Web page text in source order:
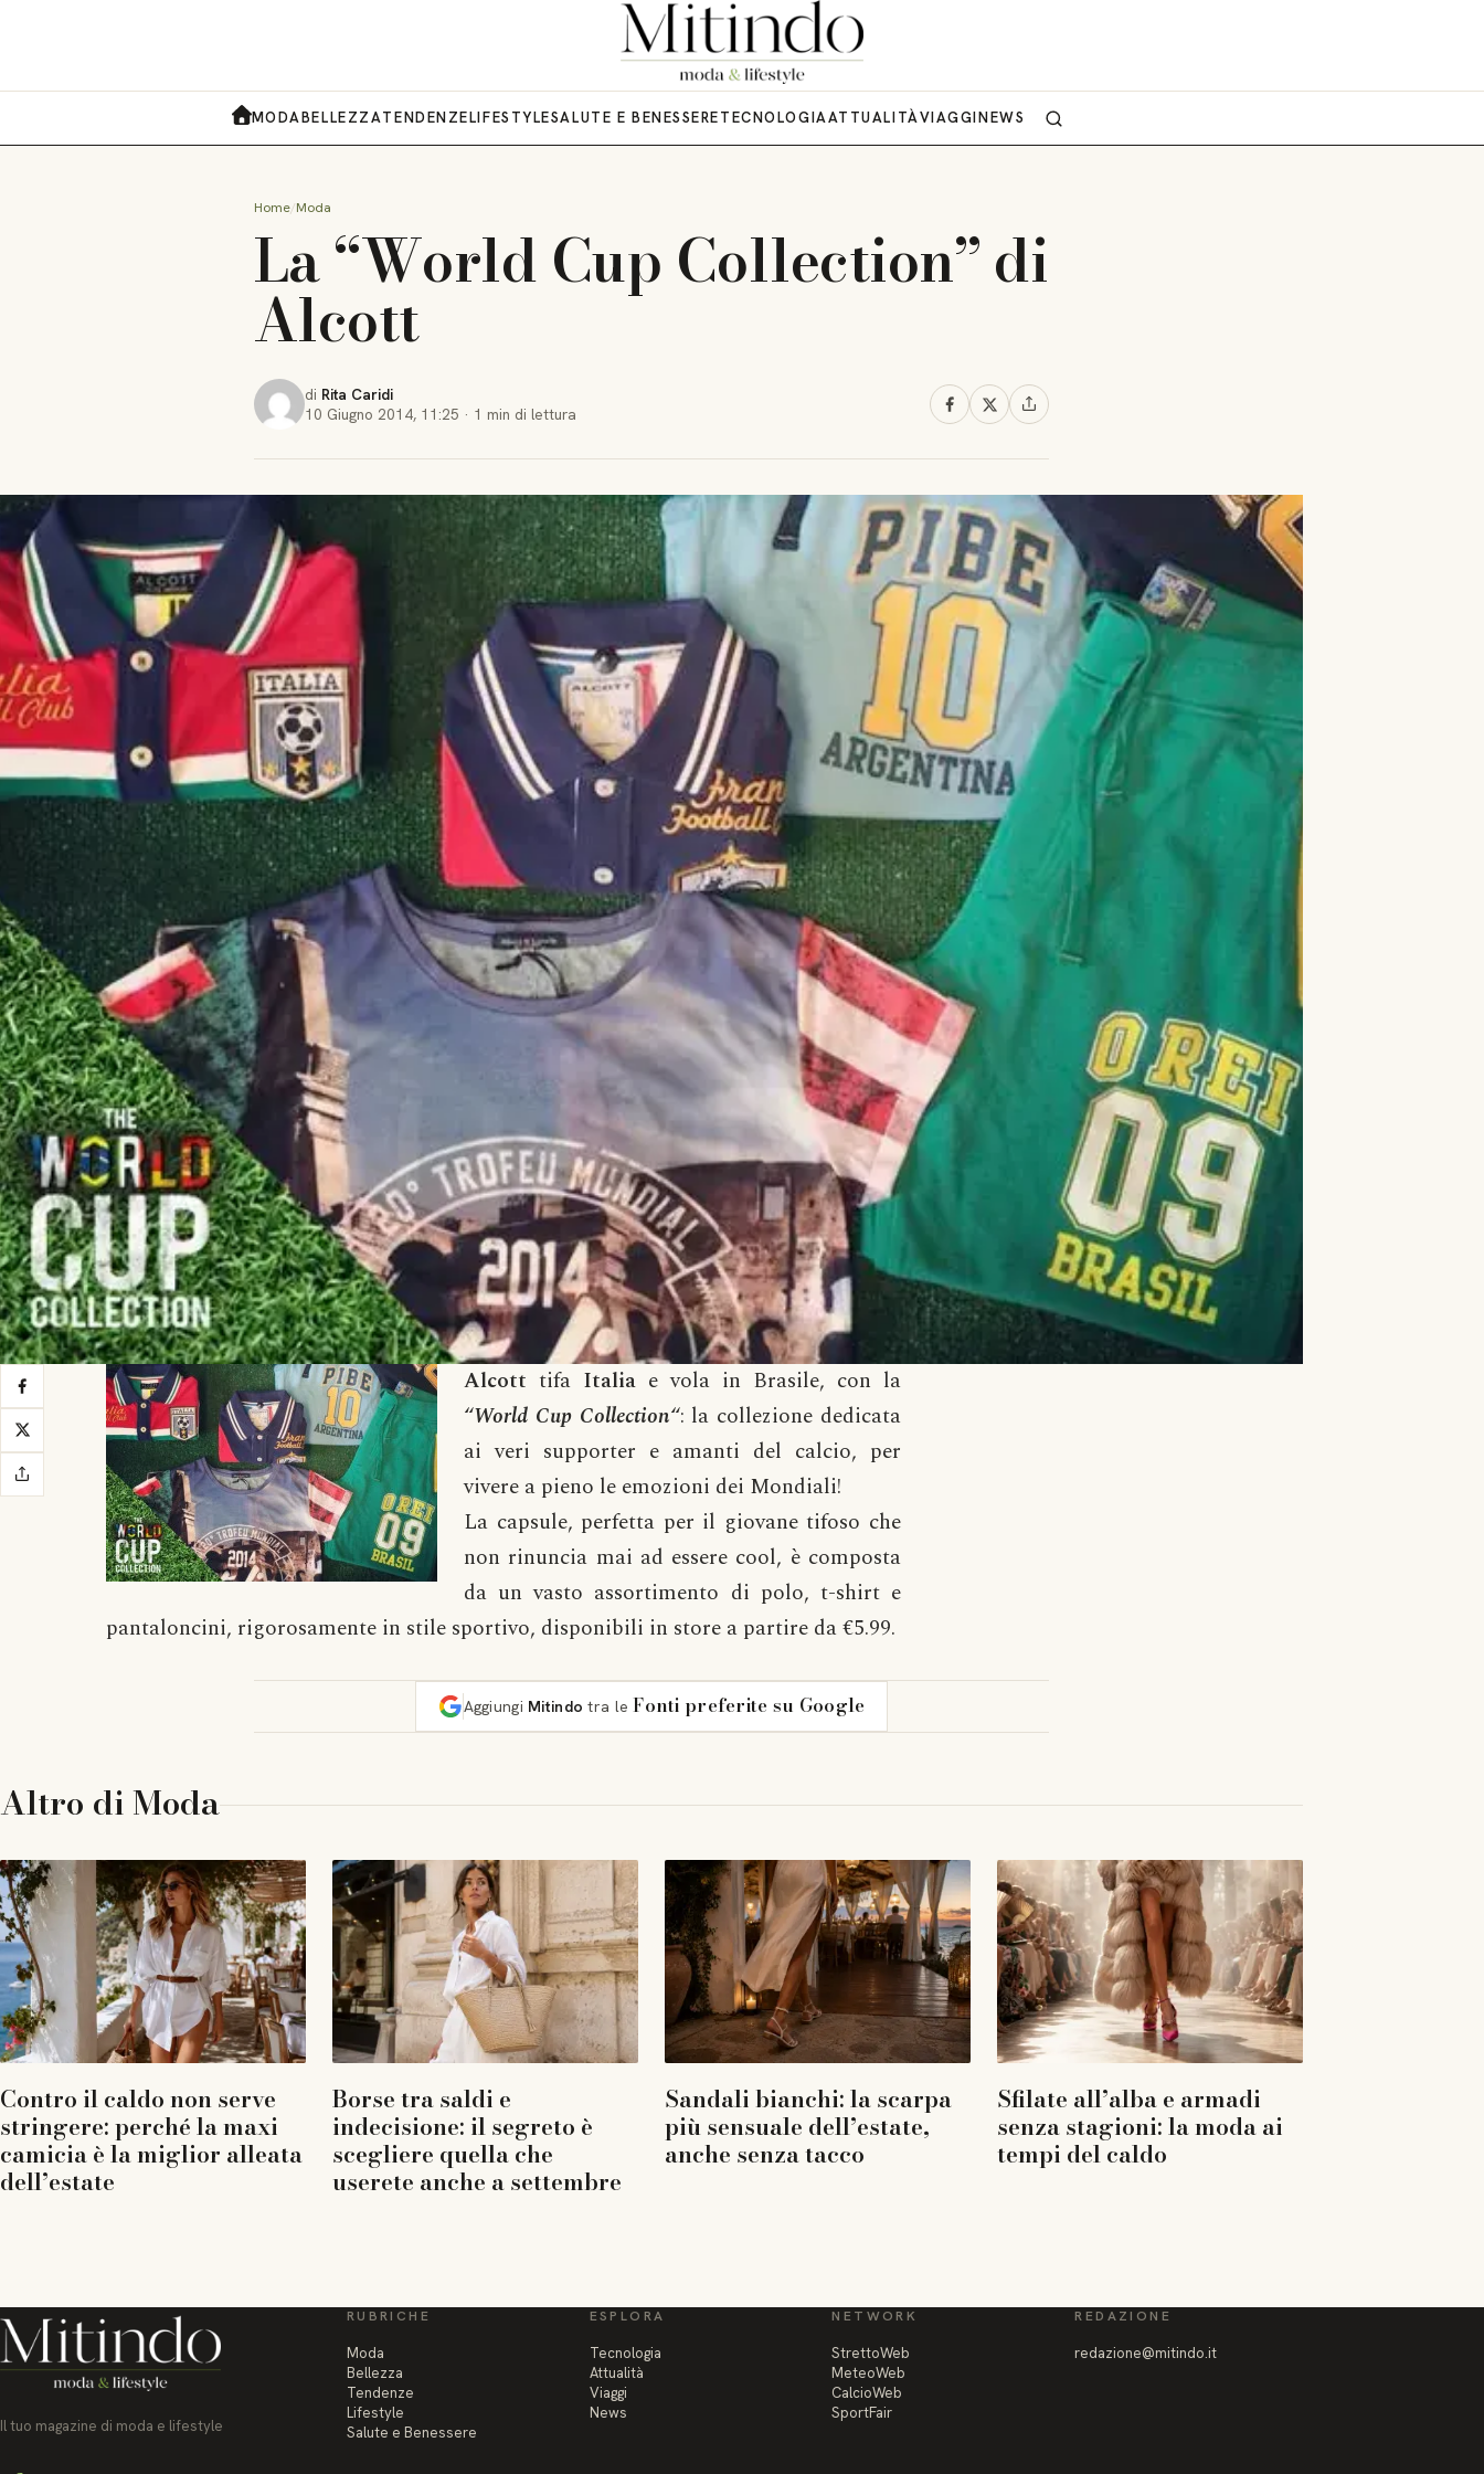
MODABELLEZZATENDENZELIFESTYLESALUTE E BENESSERETECNOLOGIAATTUALITÀVIAGGINEWS
Home Moda
La “World Cup Collection” di
Alcott
di Rita Caridi
10 Giugno 2014, 11:25 · 1 min di lettura
Alcott tifa Italia e vola in Brasile, con la
“World Cup Collection“: la collezione dedicata
ai veri supporter e amanti del calcio, per
vivere a pieno le emozioni dei Mondiali!
La capsule, perfetta per il giovane tifoso che
non rinuncia mai ad essere cool, è composta
da un vasto assortimento di polo, t-shirt e
pantaloncini, rigorosamente in stile sportivo, disponibili in store a partire da €5.99.
Aggiungi Mitindo tra le Fonti preferite su Google
Altro diModa
Contro il caldo non serve
stringere: perché la maxi
camicia è la miglior alleata
dell’estate
Borse tra saldi e
indecisione: il segreto è
scegliere quella che
userete anche a settembre
Sandali bianchi: la scarpa
più sensuale dell’estate,
anche senza tacco
Sfilate all’alba e armadi
senza stagioni: la moda ai
tempi del caldo
Il tuo magazine di moda e lifestyle
RUBRICHE
Moda
Bellezza
Tendenze
Lifestyle
Salute e Benessere
ESPLORA
Tecnologia
Attualità
Viaggi
News
NETWORK
StrettoWeb
MeteoWeb
CalcioWeb
SportFair
REDAZIONE
redazione@mitindo.it